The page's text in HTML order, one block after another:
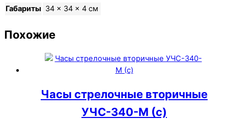
Габариты 34 × 34 × 4 см
Похожие
Часы стрелочные вторичные
УЧС-340-M (с)